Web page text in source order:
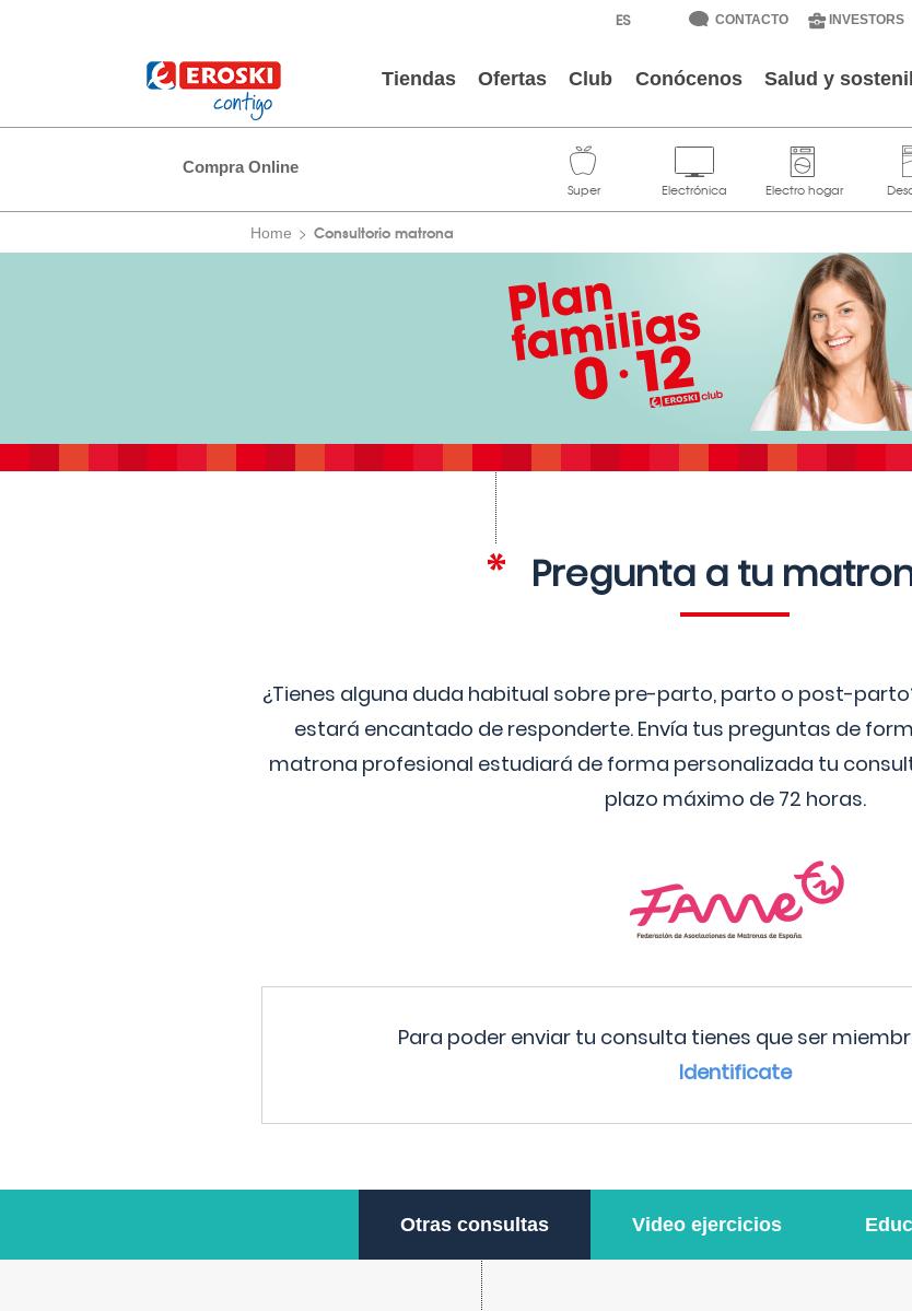
CONTACTO INVESTORS
Tiendas Ofertas Club Conócenos Salud y
Compra Online
Home Consultorio matrona
Pregunta a tu
¿Tienes alguna duda habitual sobre pre-parto, parto o post-
estará encantado de responderte. Envía tus preguntas de
matrona profesional estudiará de forma personalizada tu
plazo máximo de 72 horas.
Para poder enviar tu consulta tienes que ser
Identificate
Otras consultas Video ejercicios